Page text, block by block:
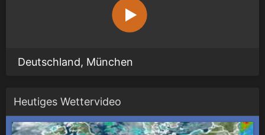
Deutschland, München
Heutiges Wettervideo